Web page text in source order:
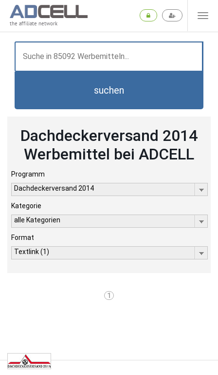
the affiliate network
suchen
Dachdeckerversand 2014
Werbemittel bei ADCELL
Programm
Dachdeckerversand 2014
Kategorie
alle Kategorien
Format
Textlink (1)
1